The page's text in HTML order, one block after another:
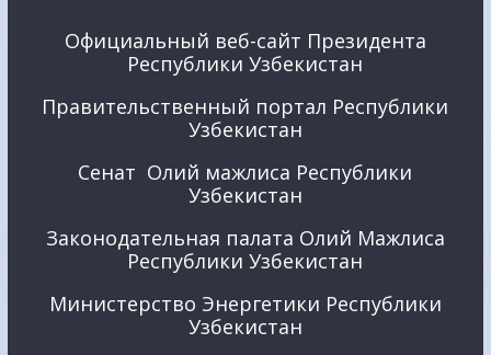
Официальный веб-сайт Президента
Республики Узбекистан
Правительственный портал Республики
Узбекистан
Сенат Олий мажлиса Республики
Узбекистан
Законодательная палата Олий Мажлиса
Республики Узбекистан
Министерство Энергетики Республики
Узбекистан